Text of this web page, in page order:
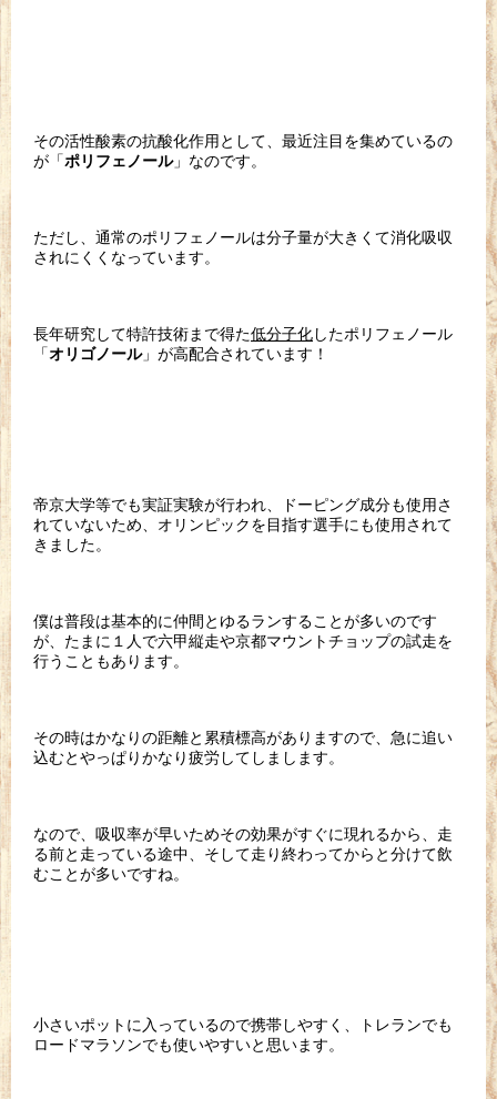
その活性酸素の抗酸化作用として、最近注目を集めているの
が「ポリフェノール」なのです。
ただし、通常のポリフェノールは分子量が大きくて消化吸収
されにくくなっています。
長年研究して特許技術まで得た低分子化したポリフェノール
「オリゴノール」が高配合されています！
帝京大学等でも実証実験が行われ、ドーピング成分も使用さ
れていないため、オリンピックを目指す選手にも使用されて
きました。
僕は普段は基本的に仲間とゆるランすることが多いのです
が、たまに１人で六甲縦走や京都マウントチョップの試走を
行うこともあります。
その時はかなりの距離と累積標高がありますので、急に追い
込むとやっぱりかなり疲労してしまします。
なので、吸収率が早いためその効果がすぐに現れるから、走
る前と走っている途中、そして走り終わってからと分けて飲
むことが多いですね。
小さいポットに入っているので携帯しやすく、トレランでも
ロードマラソンでも使いやすいと思います。